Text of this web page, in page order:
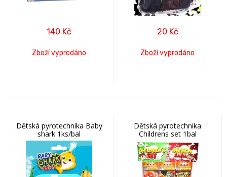
140 Kč
Zboží vyprodáno
20 Kč
Zboží vyprodáno
Dětská pyrotechnika Baby
shark 1ks/bal
Dětská pyrotechnika
Childrens set 1bal